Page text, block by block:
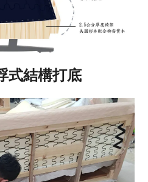
式結構打底